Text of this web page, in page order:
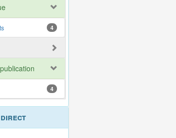
4
4
direct